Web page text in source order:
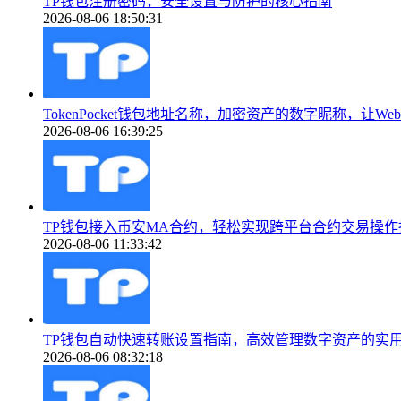
2026-08-06 18:50:31
TokenPocket钱包地址名称，加密资产的数字昵称，让
2026-08-06 16:39:25
TP钱包接入币安MA合约，轻松实现跨平台合约交易操作
2026-08-06 11:33:42
TP钱包自动快速转账设置指南，高效管理数字资产的实
2026-08-06 08:32:18